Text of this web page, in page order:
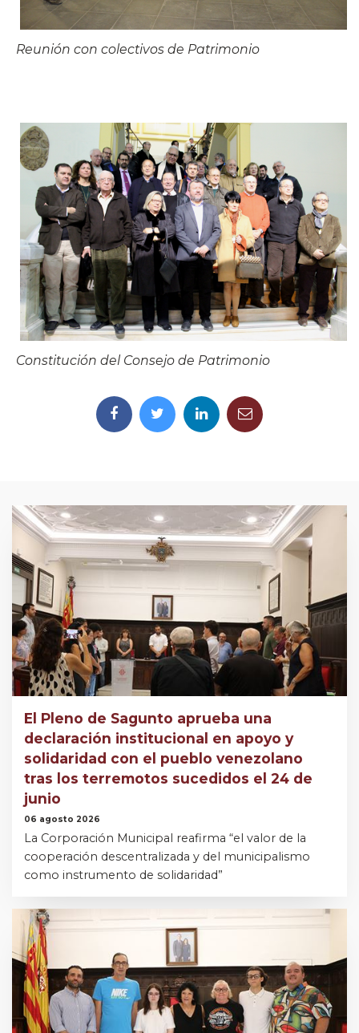
Reunión con colectivos de Patrimonio
Constitución del Consejo de Patrimonio
El Pleno de Sagunto aprueba una
declaración institucional en apoyo y
solidaridad con el pueblo venezolano
tras los terremotos sucedidos el 24 de
junio
06 agosto 2026
La Corporación Municipal reafirma “el valor de la
cooperación descentralizada y del municipalismo
como instrumento de solidaridad”